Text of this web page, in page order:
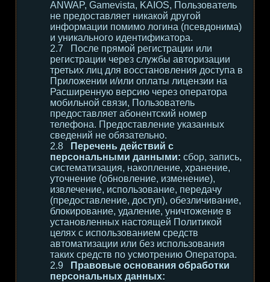
ANWAP, Gamevista, KAIOS, Пользователь
не предоставляет никакой другой
информации помимо логина (псевдонима)
и уникального идентификатора.
После прямой регистрации или
регистрации через службы авторизации
третьих лиц для восстановления доступа в
Приложении и/или оплаты лицензии на
Расширенную версию через оператора
мобильной связи, Пользователь
предоставляет абонентский номер
телефона. Предоставление указанных
сведений не обязательно.
Перечень действий с
персональными данными: сбор, запись,
систематизация, накопление, хранение,
уточнение (обновление, изменение),
извлечение, использование, передачу
(предоставление, доступ), обезличивание,
блокирование, удаление, уничтожение в
установленных настоящей Политикой
целях с использованием средств
автоматизации или без использования
таких средств по усмотрению Оператора.
Правовые основания обработки
персональных данных: